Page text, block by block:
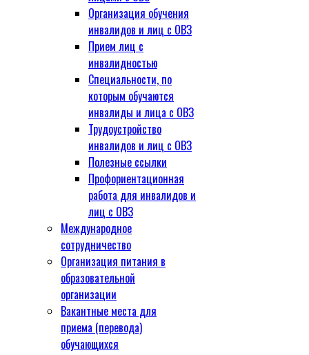
Организация обучения
инвалидов и лиц с ОВЗ
Прием лиц с
инвалидностью
Специальности, по
которым обучаются
инвалиды и лица с ОВЗ
Трудоустройство
инвалидов и лиц с ОВЗ
Полезные ссылки
Профориентационная
работа для инвалидов и
лиц с ОВЗ
Международное
сотрудничество
Организация питания в
образовательной
организации
Вакантные места для
приема (перевода)
обучающихся